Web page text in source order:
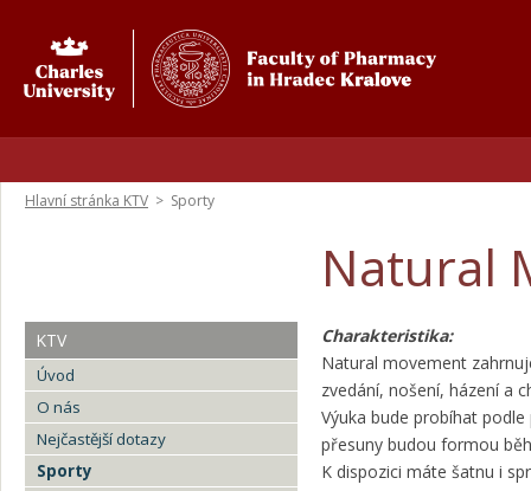
Hlavní stránka KTV > Sporty
Natural
KTV
Úvod
O nás
Nejčastější dotazy
Sporty
Charakteristika:
Natural movement
zvedání, nošení, házení a
Výuka bude probíhat
přesuny budou formou
K dispozici máte šatnu i